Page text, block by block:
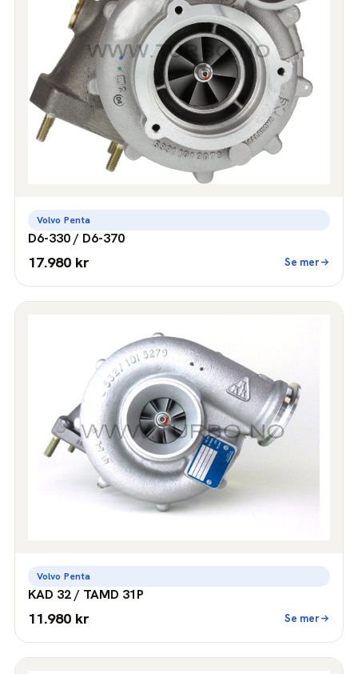
Volvo Penta
D6-330 / D6-370
17.980 kr Se mer
Volvo Penta
KAD 32 / TAMD 31P
11.980 kr Se mer